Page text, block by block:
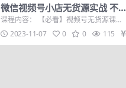
微信视频号小店无货源实战 不囤
货·不刷单·多种运营方法·开店卖
货全流程
课程内容： 【必看】视频号无货源课前
提示 1、视频号七个快速变现模式 2、视
频号...2023-11-07 0 0 115